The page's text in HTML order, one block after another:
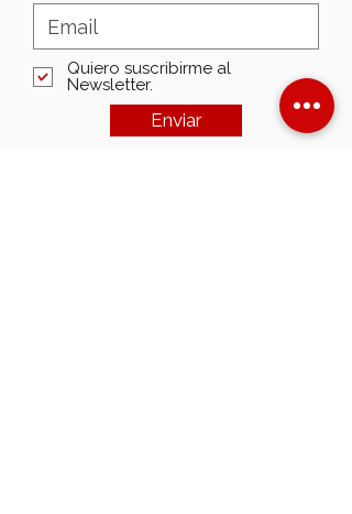
Quiero suscribirme al
Newsletter.
Enviar